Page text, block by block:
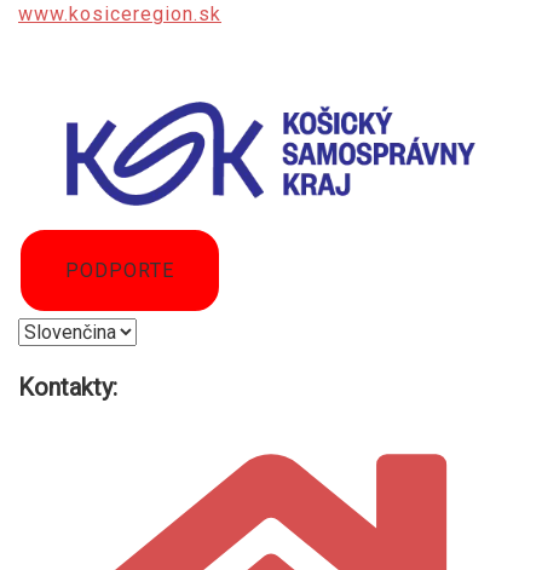
www.kosiceregion.sk
PODPORTE
Vyberte
Kontakty: